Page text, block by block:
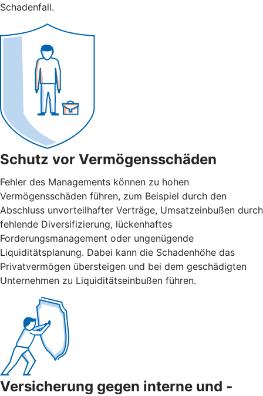
Schadenfall.
Schutz vor Vermögensschäden
Fehler des Managements können zu hohen
Vermögensschäden führen, zum Beispiel durch den
Abschluss unvorteilhafter Verträge, Umsatzeinbußen durch
fehlende Diversifizierung, lückenhaftes
Forderungsmanagement oder ungenügende
Liquiditätsplanung. Dabei kann die Schadenhöhe das
Privatvermögen übersteigen und bei dem geschädigten
Unternehmen zu Liquiditätseinbußen führen.
Versicherung gegen interne und ­